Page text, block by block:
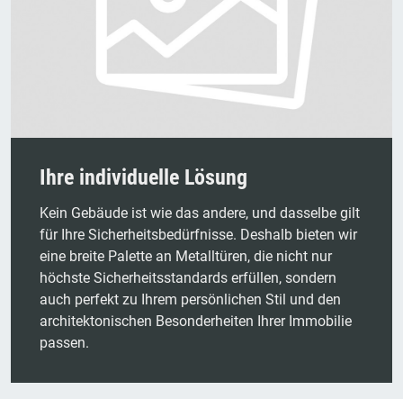
Ihre individuelle Lösung
Kein Gebäude ist wie das andere, und dasselbe gilt
für Ihre Sicherheitsbedürfnisse. Deshalb bieten wir
eine breite Palette an Metalltüren, die nicht nur
höchste Sicherheitsstandards erfüllen, sondern
auch perfekt zu Ihrem persönlichen Stil und den
architektonischen Besonderheiten Ihrer Immobilie
passen.